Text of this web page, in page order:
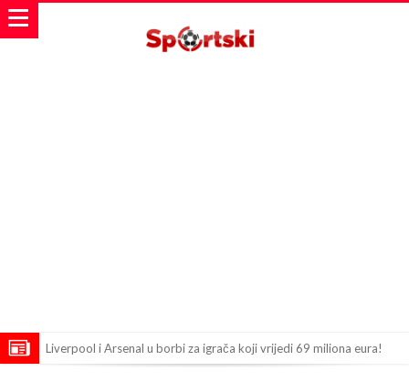
Liverpool i Arsenal u borbi za igrača koji vrijedi 69 miliona eura!